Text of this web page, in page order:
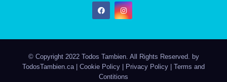
© Copyright 2022 Todos Tambien. All Rights Reserved. by
TodosTambien.ca | Cookie Policy | Privacy Policy | Terms and
Contitions